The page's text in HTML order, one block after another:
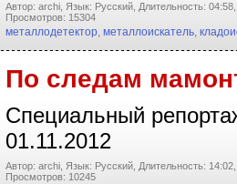
Автор: archi, Язык: Русский, Длительность: 04:58,
Просмотров: 15304
металлодетектор, металлоискатель,
По следам
Специальный
01.11.2012
Автор: archi, Язык: Русский, Длительность: 14:02,
Просмотров: 10245